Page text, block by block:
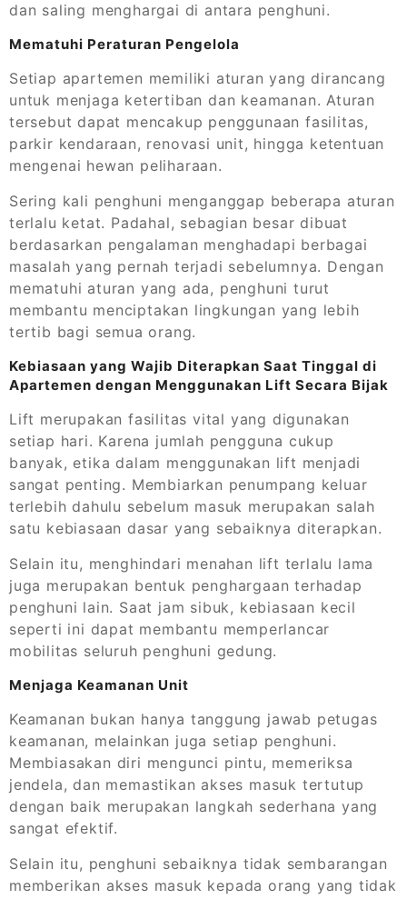
dan saling menghargai di antara penghuni.
Mematuhi Peraturan Pengelola
Setiap apartemen memiliki aturan yang dirancang
untuk menjaga ketertiban dan keamanan. Aturan
tersebut dapat mencakup penggunaan fasilitas,
parkir kendaraan, renovasi unit, hingga ketentuan
mengenai hewan peliharaan.
Sering kali penghuni menganggap beberapa aturan
terlalu ketat. Padahal, sebagian besar dibuat
berdasarkan pengalaman menghadapi berbagai
masalah yang pernah terjadi sebelumnya. Dengan
mematuhi aturan yang ada, penghuni turut
membantu menciptakan lingkungan yang lebih
tertib bagi semua orang.
Kebiasaan yang Wajib Diterapkan Saat Tinggal di
Apartemen dengan Menggunakan Lift Secara Bijak
Lift merupakan fasilitas vital yang digunakan
setiap hari. Karena jumlah pengguna cukup
banyak, etika dalam menggunakan lift menjadi
sangat penting. Membiarkan penumpang keluar
terlebih dahulu sebelum masuk merupakan salah
satu kebiasaan dasar yang sebaiknya diterapkan.
Selain itu, menghindari menahan lift terlalu lama
juga merupakan bentuk penghargaan terhadap
penghuni lain. Saat jam sibuk, kebiasaan kecil
seperti ini dapat membantu memperlancar
mobilitas seluruh penghuni gedung.
Menjaga Keamanan Unit
Keamanan bukan hanya tanggung jawab petugas
keamanan, melainkan juga setiap penghuni.
Membiasakan diri mengunci pintu, memeriksa
jendela, dan memastikan akses masuk tertutup
dengan baik merupakan langkah sederhana yang
sangat efektif.
Selain itu, penghuni sebaiknya tidak sembarangan
memberikan akses masuk kepada orang yang tidak